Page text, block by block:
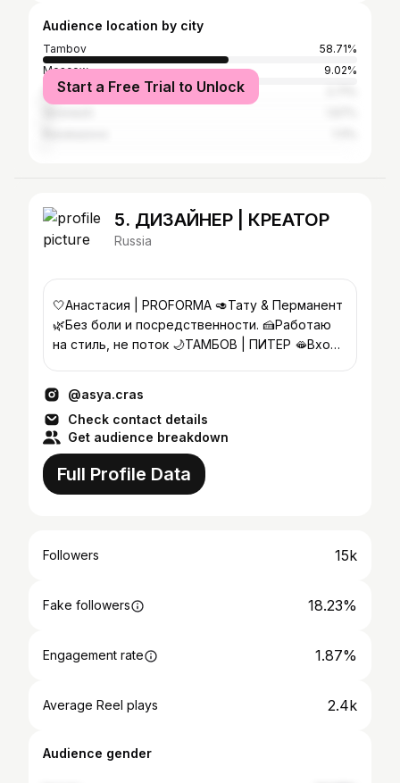
Audience location by city
Tambov
58.71%
Moscow
9.02%
Saint Petersburg
Start a Free Trial to Unlock
5. ДИЗАЙНЕР | КРЕАТОР
Russia
🤍Анастасия | PROFORMA 🥑Тату & Перманент
🌿Без боли и посредственности. 🍰Работаю
на стиль, не поток 🌙ТАМБОВ | ПИТЕР 🫦Вход
@asya.cras
Check contact details
Get audience breakdown
Full Profile Data
Followers 15k
Fake followers 18.23%
Engagement rate 1.87%
Average Reel plays 2.4k
Audience gender